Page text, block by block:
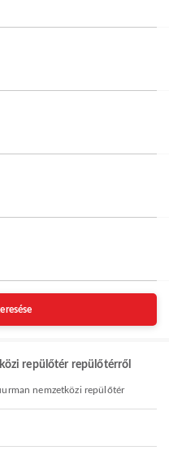
repülőtér repülőtérről
nemzetközi repülőtér